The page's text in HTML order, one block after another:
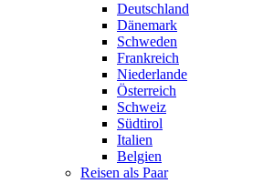
Deutschland
Dänemark
Schweden
Frankreich
Niederlande
Österreich
Schweiz
Südtirol
Italien
Belgien
Reisen als Paar